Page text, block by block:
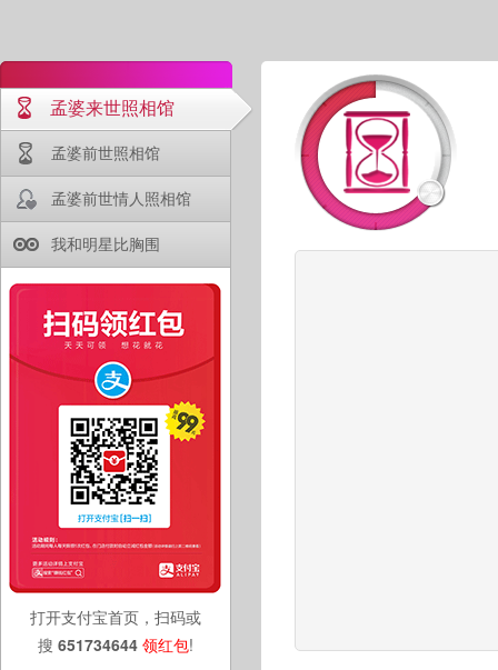
孟婆来世照相馆
孟婆前世照相馆
孟婆前世情人照相馆
我和明星比胸围
打开支付宝首页，扫码或
搜 651734644 领红包!